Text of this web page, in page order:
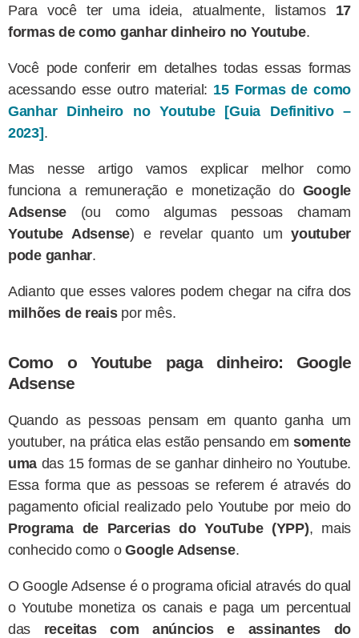
Para você ter uma ideia, atualmente, listamos 17
formas de como ganhar dinheiro no Youtube.
Você pode conferir em detalhes todas essas formas
acessando esse outro material: 15 Formas de como
Ganhar Dinheiro no Youtube [Guia Definitivo –
2023] .
Mas nesse artigo vamos explicar melhor como
funciona a remuneração e monetização do Google
Adsense (ou como algumas pessoas chamam
Youtube Adsense) e revelar quanto umyoutuber
pode ganhar.
Adianto que esses valores podem chegar na cifra dos
milhões de reaispor mês.
Como o Youtube paga dinheiro: Google
Adsense
Quando as pessoas pensam em quanto ganha um
youtuber, na prática elas estão pensando em somente
uma das 15 formas de se ganhar dinheiro no Youtube.
Essa forma que as pessoas se referem é através do
pagamento oficial realizado pelo Youtube por meio do
Programa de Parcerias do YouTube (YPP), mais
conhecido como oGoogle Adsense.
O Google Adsense é o programa oficial através do qual
o Youtube monetiza os canais e paga um percentual
das receitas com anúncios e assinantes do